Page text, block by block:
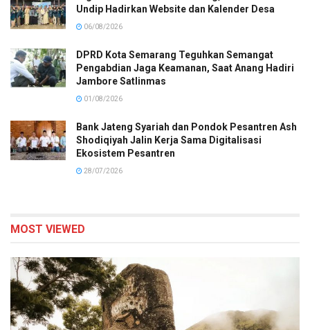
Undip Hadirkan Website dan Kalender Desa
06/08/2026
DPRD Kota Semarang Teguhkan Semangat
Pengabdian Jaga Keamanan, Saat Anang Hadiri
Jambore Satlinmas
01/08/2026
Bank Jateng Syariah dan Pondok Pesantren Ash
Shodiqiyah Jalin Kerja Sama Digitalisasi
Ekosistem Pesantren
28/07/2026
MOST VIEWED